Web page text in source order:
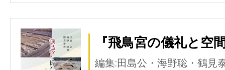
『飛鳥宮の儀礼と空
編集:田島公・海野聡・鶴見